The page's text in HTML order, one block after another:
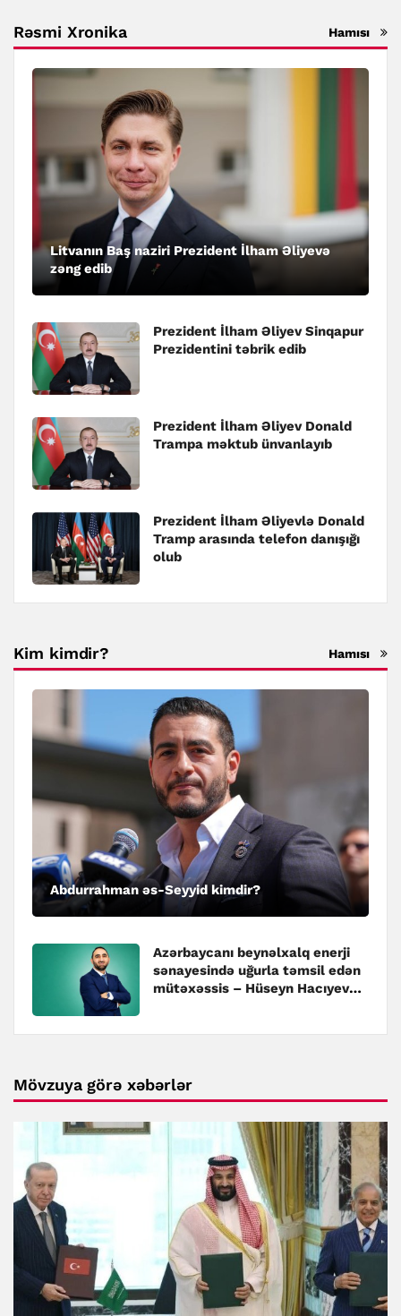
Rəsmi Xronika Hamısı
Litvanın Baş naziri Prezident İlham Əliyevə
zəng edib
Prezident İlham Əliyev Sinqapur
Prezidentini təbrik edib
Prezident İlham Əliyev Donald
Trampa məktub ünvanlayıb
Prezident İlham Əliyevlə Donald
Tramp arasında telefon danışığı
olub
Kim kimdir? Hamısı
Abdurrahman əs-Seyyid kimdir?
Azərbaycanı beynəlxalq enerji
sənayesində uğurla təmsil edən
mütəxəssis – Hüseyn Hacıyev
Mövzuya görə xəbərlər